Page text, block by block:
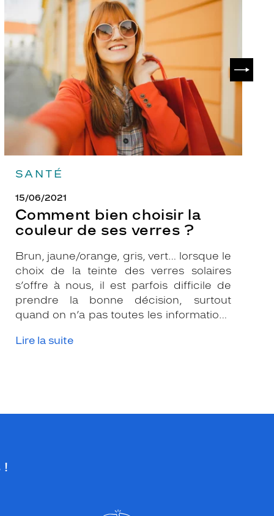
SANTÉ
15/06/2021
Comment bien choisir la
couleur de ses verres ?
Brun, jaune/orange, gris, vert… lorsque le
choix de la teinte des verres solaires
s’offre à nous, il est parfois difficile de
prendre la bonne décision, surtout
quand on n’a pas toutes les informations
pour vous conseiller et apporter leur
Lire la suite
choisir
la
couleur
de
verres
!